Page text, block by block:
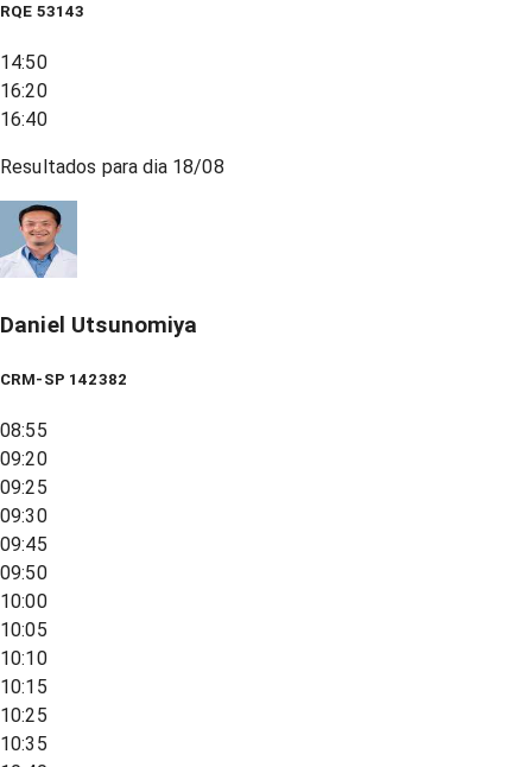
RQE 53143
14:50
16:20
16:40
Resultados para dia 18/08
Daniel Utsunomiya
CRM-SP 142382
08:55
09:20
09:25
09:30
09:45
09:50
10:00
10:05
10:10
10:15
10:25
10:35